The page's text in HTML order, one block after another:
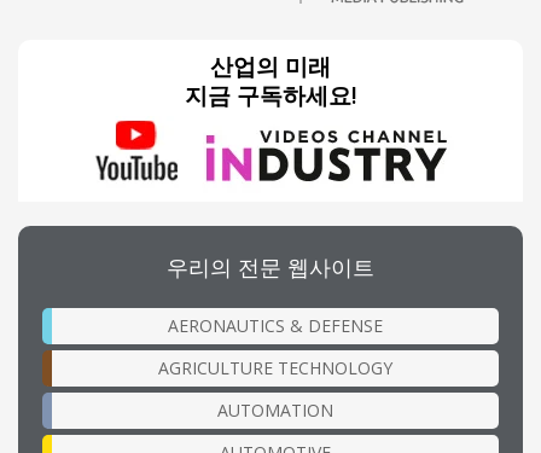
산업의 미래
지금 구독하세요!
우리의 전문 웹사이트
AERONAUTICS & DEFENSE
AGRICULTURE TECHNOLOGY
AUTOMATION